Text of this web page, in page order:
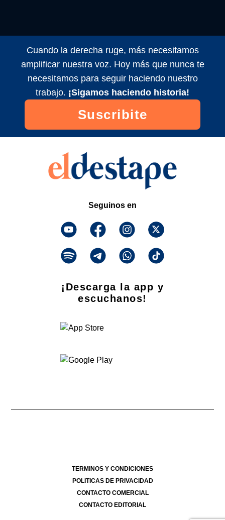
Los Programas
2022/9/3
comas la peli
2022/9/2
Cuando la derecha ruge, más necesitamos
amplificar nuestra voz. Hoy más que nunca te
necesitamos para seguir haciendo nuestro
trabajo. ¡Sigamos haciendo historia!
Suscribite
Seguinos en
¡Descarga la app y
escuchanos!
TERMINOS Y CONDICIONES
POLITICAS DE PRIVACIDAD
CONTACTO COMERCIAL
CONTACTO EDITORIAL